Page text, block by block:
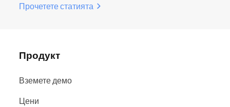
Прочетете статията
Продукт
Вземете демо
Цени